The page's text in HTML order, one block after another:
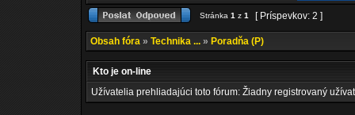
Stránka 1 z 1 [ Príspevkov: 2 ]
Obsah fóra » Technika ... » Poradňa (P)
Kto je on-line
Užívatelia prehliadajúci toto fórum: Žiadny registrovaný